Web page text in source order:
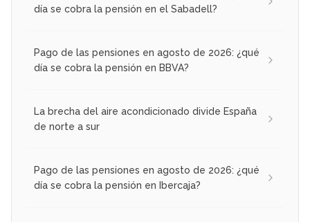
día se cobra la pensión en el Sabadell?
Pago de las pensiones en agosto de 2026: ¿qué
día se cobra la pensión en BBVA?
La brecha del aire acondicionado divide España
de norte a sur
Pago de las pensiones en agosto de 2026: ¿qué
día se cobra la pensión en Ibercaja?